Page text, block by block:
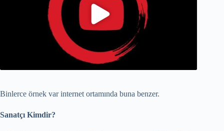
Binlerce örnek var internet ortamında buna benzer.
Sanatçı Kimdir?